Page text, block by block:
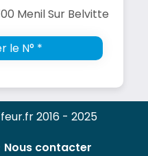
Menil Sur Belvitte
le N° *
2016 - 2025
Nous contacter